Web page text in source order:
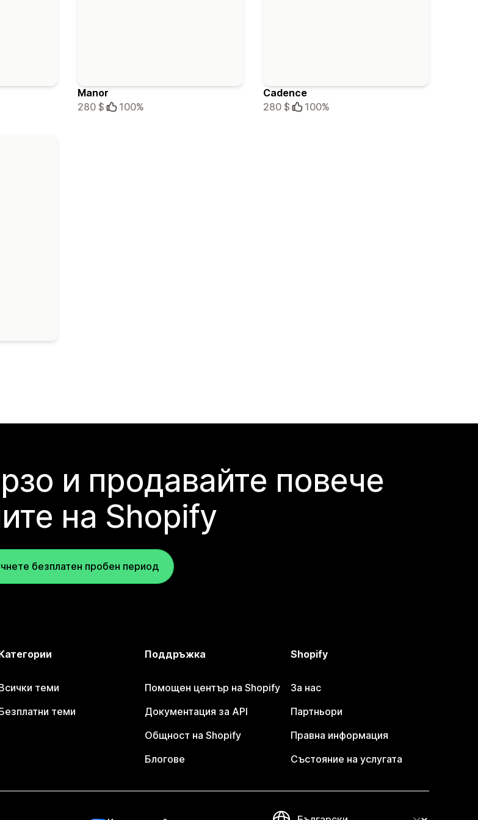
Manor
280 $
100%
Cadence
280 $
100%
и продавайте повече
на Shopify
безплатен пробен период
теми
теми
Поддръжка
Помощен център на Shopify
Документация за API
Общност на Shopify
Блогове
Shopify
За нас
Партньори
Правна информация
Състояние на услугата